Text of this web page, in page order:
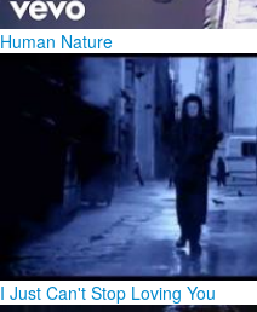
Human Nature
I Just Can't Stop Loving You